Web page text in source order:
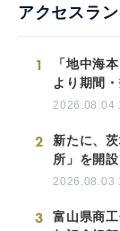
アクセスラ
1
「地中海
より期間
2026.08.04
2
新たに、
所」を開設
2026.08.03
3
富山県商